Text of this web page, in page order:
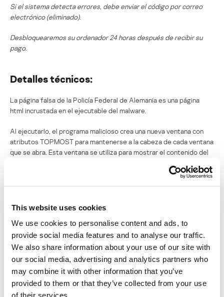
This website uses cookies
We use cookies to personalise content and ads, to
provide social media features and to analyse our traffic.
We also share information about your use of our site with
our social media, advertising and analytics partners who
may combine it with other information that you’ve
provided to them or that they’ve collected from your use
of their services.
Si el sistema detecta errores, debe enviar el código por correo
electrónico (eliminado).
Desbloquearemos su ordenador 24 horas después de recibir su
pago.
Detalles técnicos:
La página falsa de la Policía Federal de Alemania es una página
html incrustada en el ejecutable del malware.
Al ejecutarlo, el programa malicioso crea una nueva ventana con
atributos TOPMOST para mantenerse a la cabeza de cada ventana
que se abra. Esta ventana se utiliza para mostrar el contenido del
control del shell predeterminado de Windows dentro de la llave de
NTCurrentVersionWinlogon) y reemplaza explorer.exe.
Después inicia un bucle infinito y trata de destruir el proceso
“taskmgr.exe” si se está ejecutando. También suspende
“explorer.exe” cada 100 milisegundos para bloquear las
interacciones del usuario: